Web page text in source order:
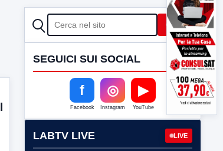
CERCA Cerca
SEGUICI SUI SOCIAL
f
Facebook
◎
Instagram
▶
YouTube
LABTV LIVE LIVE